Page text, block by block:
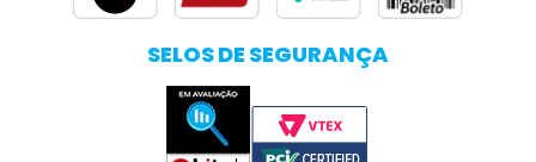
SELOS DE SEGURANÇA